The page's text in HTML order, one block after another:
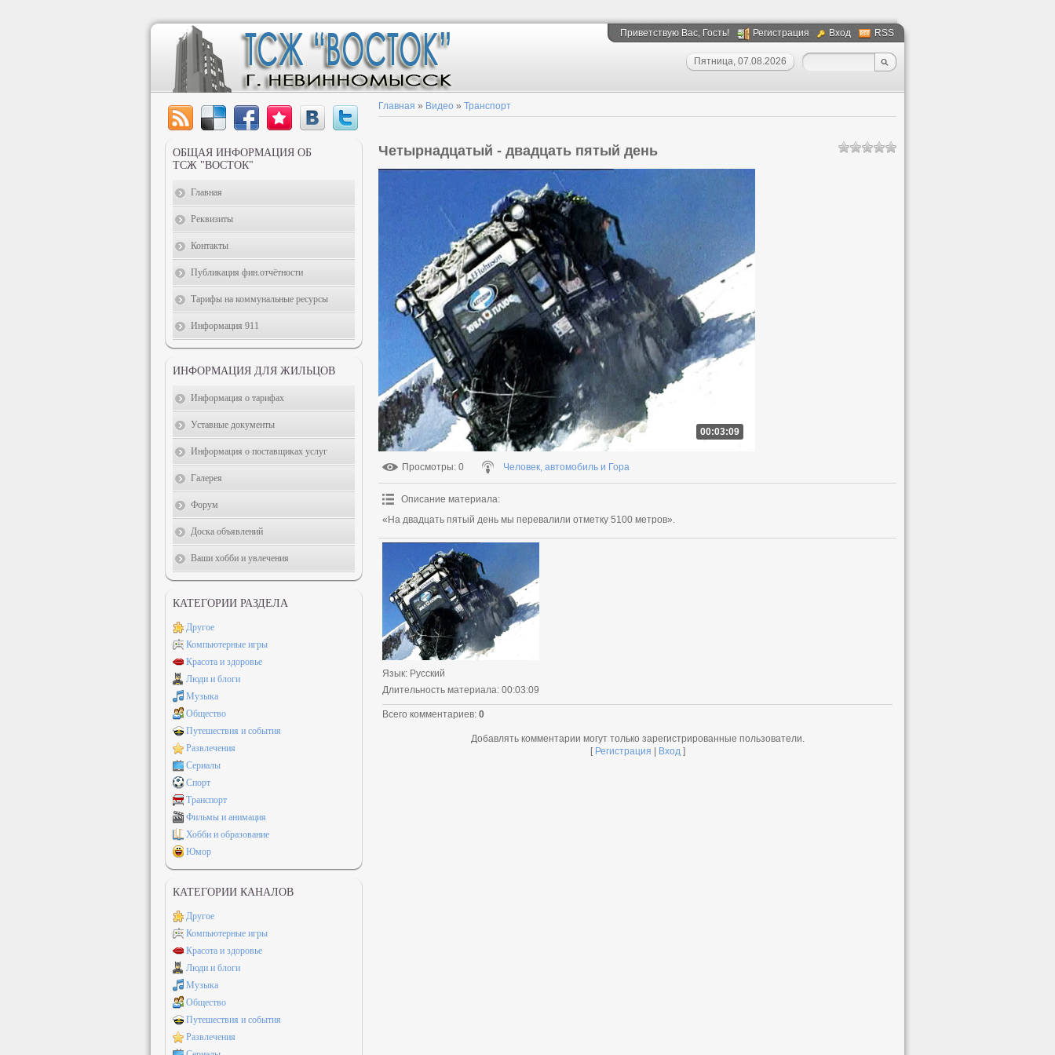
Приветствую Вас, Гость! Регистрация Вход RSS
Пятница, 07.08.2026
Главная » Видео » Транспорт
Четырнадцатый - двадцать пятый день
00:03:09
Просмотры: 0 Человек, автомобиль и Гора
Описание материала:
«На двадцать пятый день мы перевалили отметку 5100 метров».
Язык: Русский
Длительность материала: 00:03:09
Всего комментариев: 0
Добавлять комментарии могут только зарегистрированные пользователи.
[ Регистрация Вход]
ОБЩАЯ ИНФОРМАЦИЯ ОБ
ТСЖ "ВОСТОК"
Главная
Реквизиты
Контакты
Публикация фин.отчётности
Тарифы на коммунальные ресурсы
Информация 911
ИНФОРМАЦИЯ ДЛЯ ЖИЛЬЦОВ
Информация о тарифах
Уставные документы
Информация о поставщиках услуг
Галерея
Форум
Доска объявлений
Ваши хобби и увлечения
КАТЕГОРИИ РАЗДЕЛА
Другое
Компьютерные игры
Красота и здоровье
Люди и блоги
Музыка
Общество
Путешествия и события
Развлечения
Сериалы
Спорт
Транспорт
Фильмы и анимация
Хобби и образование
Юмор
КАТЕГОРИИ КАНАЛОВ
Другое
Компьютерные игры
Красота и здоровье
Люди и блоги
Музыка
Общество
Путешествия и события
Развлечения